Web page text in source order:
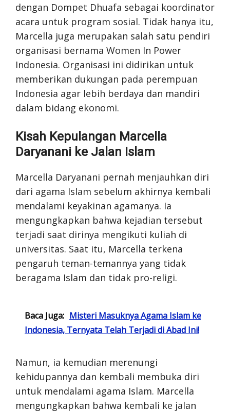
dengan Dompet Dhuafa sebagai koordinator
acara untuk program sosial. Tidak hanya itu,
Marcella juga merupakan salah satu pendiri
organisasi bernama Women In Power
Indonesia. Organisasi ini didirikan untuk
memberikan dukungan pada perempuan
Indonesia agar lebih berdaya dan mandiri
dalam bidang ekonomi.
Kisah Kepulangan Marcella
Daryanani ke Jalan Islam
Marcella Daryanani pernah menjauhkan diri
dari agama Islam sebelum akhirnya kembali
mendalami keyakinan agamanya. Ia
mengungkapkan bahwa kejadian tersebut
terjadi saat dirinya mengikuti kuliah di
universitas. Saat itu, Marcella terkena
pengaruh teman-temannya yang tidak
beragama Islam dan tidak pro-religi.
Baca Juga: Misteri Masuknya Agama Islam ke
Indonesia, Ternyata Telah Terjadi di Abad Ini!
Namun, ia kemudian merenungi
kehidupannya dan kembali membuka diri
untuk mendalami agama Islam. Marcella
mengungkapkan bahwa kembali ke jalan